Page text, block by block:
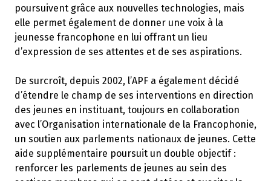
poursuivent grâce aux nouvelles technologies, mais
elle permet également de donner une voix à la
jeunesse francophone en lui offrant un lieu
d’expression de ses attentes et de ses aspirations.
De surcroît, depuis 2002, l’APF a également décidé
d’étendre le champ de ses interventions en direction
des jeunes en instituant, toujours en collaboration
avec l’Organisation internationale de la Francophonie,
un soutien aux parlements nationaux de jeunes. Cette
aide supplémentaire poursuit un double objectif :
renforcer les parlements de jeunes au sein des